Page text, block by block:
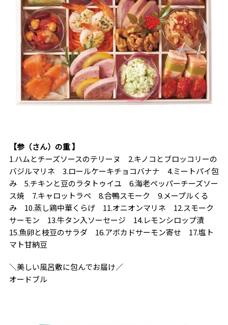
【参（さん）の重 】
1.ハムとチーズソースのテリーヌ 2.キノコとブロッコリーの
バジルマリネ 3.ロールケーキチョコバナナ 4.ミートパイ包
み 5.チキンと豆のラタトゥイユ 6.海老ペッパーチーズソー
ス焼 7.キャロットラペ 8.合鴨スモーク 9.メープルくる
み 10.蒸し鶏中華くらげ 11.オニオンマリネ 12.スモーク
サーモン 13.牛タン入ソーセージ 14.レモンシロップ漬
15.魚卵と枝豆のサラダ 16.アボカドサーモン寄せ 17.塩ト
マト甘納豆
＼美しい風呂敷に包んでお届け／
オードブル